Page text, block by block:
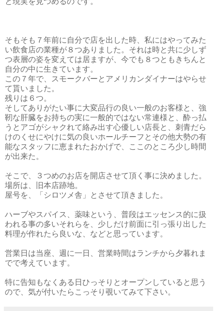
そもそも７年前に自分で店を出した時、私にはやってみた
い飲食店の業種が８つありました。それは時と共に少しず
つ表層の姿を変えては居ますが、今でも８つともきちんと
自分の中に生きています。
この７年で、スモークバーとアメリカンダイナーはやらせ
て貰いました。
残りは６つ。
そしてありがたい事に大変品行の良い一般のお客様と、強
靭な肝臓をお持ちの実に一般的ではない常連様と、酔っ払
うとアゴがシャクれて絡み出す心優しい店長と、刺青だら
けのくせにやけに気の良いホールチーフとその他大勢の有
能なスタッフに恵まれたおかげで、ここのところ少し時間
が出来た。
そこで、３つめのお店を開店させて頂く事に決めました。
場所は、旧本店跡地。
屋号を、「シロツメ舎」とさせて頂きました。
ハーブやスパイス、薬味という、普段はエッセンス的に扱
われる事の多いそれらを、少しだけ前面に引っ張り出した
料理が作れたら良いな、などと思っています。
営業日は当座、週に一日、営業時間はランチから夕暮れま
でで考えています。
特に告知もなくある日ひっそりとオープンしていると思う
ので、気が付いたらこっそり覗いてみて下さい。